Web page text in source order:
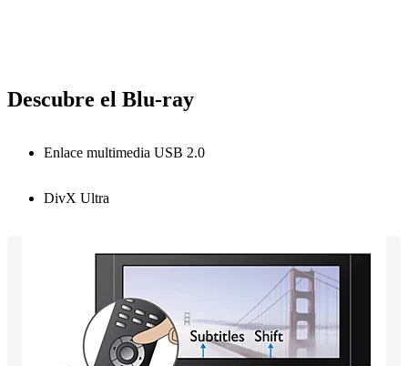
Descubre el Blu-ray
Enlace multimedia USB 2.0
DivX Ultra